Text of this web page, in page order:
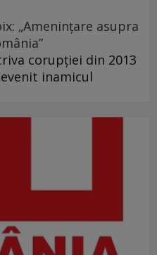
„Ameninţare asupra
corupţiei din 2013
inamicul